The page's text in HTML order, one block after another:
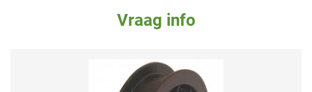
Vraag info